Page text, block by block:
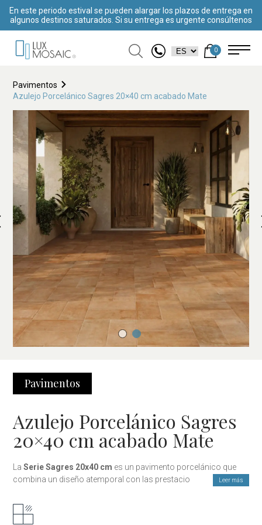
En este periodo estival se pueden alargar los plazos de entrega en
algunos destinos saturados. Si su entrega es urgente consúltenos
0
Pavimentos
Azulejo Porcelánico Sagres 20×40 cm acabado Mate
Pavimentos
Azulejo Porcelánico Sagres
20×40 cm acabado Mate
LaSerie Sagres 20x40 cm es un pavimento porcelánico que
combina un diseño atemporal con las prestaciones necesarias
permiten crear ambientes equilibrados y luminosos,
adaptándose con facilidad tanto a viviendas como a proyectos
Leer más